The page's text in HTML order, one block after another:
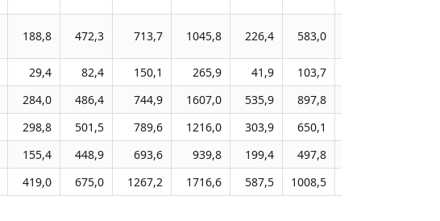
188,8 472,3 713,7 1045,8 226,4 583,0
29,4 82,4 150,1 265,9 41,9 103,7
284,0 486,4 744,9 1607,0 535,9 897,8
298,8 501,5 789,6 1216,0 303,9 650,1
155,4 448,9 693,6 939,8 199,4 497,8
419,0 675,0 1267,2 1716,6 587,5 1008,5